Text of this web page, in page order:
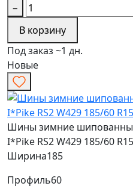
−
В корзину
Под заказ ~1 дн.
Новые
Шины зимние
I*Pike RS2 W429 185/60
Ширина185
Профиль60